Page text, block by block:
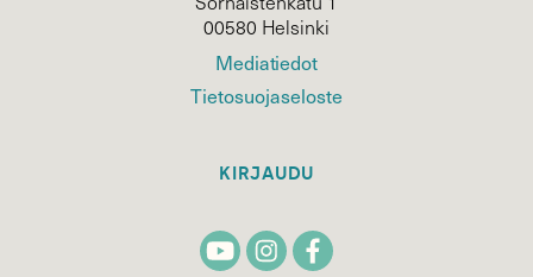
00580 Helsinki
Mediatiedot
Tietosuojaseloste
KIRJAUDU